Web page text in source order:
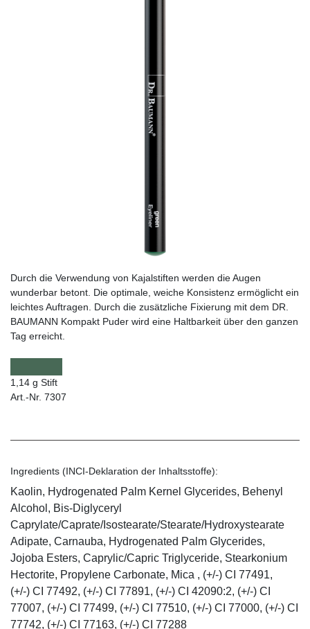
Durch die Verwendung von Kajalstiften werden die Augen
wunderbar betont. Die optimale, weiche Konsistenz ermöglicht ein
leichtes Auftragen. Durch die zusätzliche Fixierung mit dem DR.
BAUMANN Kompakt Puder wird eine Haltbarkeit über den ganzen
Tag erreicht.
1,14 g Stift
Art.-Nr. 7307
Ingredients (INCI-Deklaration der Inhaltsstoffe):
Kaolin, Hydrogenated Palm Kernel Glycerides, Behenyl
Alcohol, Bis-Diglyceryl
Caprylate/Caprate/Isostearate/Stearate/Hydroxystearate
Adipate, Carnauba, Hydrogenated Palm Glycerides,
Jojoba Esters, Caprylic/Capric Triglyceride, Stearkonium
Hectorite, Propylene Carbonate, Mica , (+/-) CI 77491,
(+/-) CI 77492, (+/-) CI 77891, (+/-) CI 42090:2, (+/-) CI
77007, (+/-) CI 77499, (+/-) CI 77510, (+/-) CI 77000, (+/-) CI
77742, (+/-) CI 77163, (+/-) CI 77288